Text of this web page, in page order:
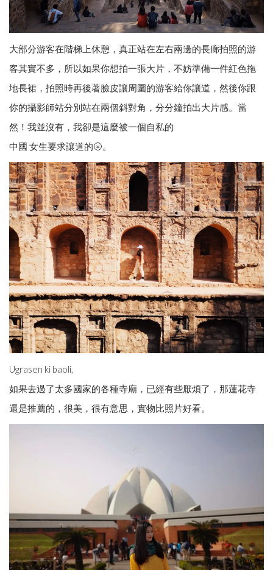
大部分游客在階梯上休憩，真正站在左右兩邊的長廊拍照的游
客其實不多，所以如果你想拍一張大片，不妨準備一件紅色拖
地長裙，拍照時再後著臉皮讓周圍的游客給你讓道，然後你跟
你的攝影師站分別站在兩個斜對角，分分鐘拍出大片感。當
然！我並沒有，我卻是這麼被一個自私的
中國 女生要求讓道的🌝。
Ugrasen ki baoli,
如果去過了太多國家的各種寺廟，已經有些厭煩了，那蓮花寺
還是推薦的，很美，很有意思，實物比照片好看。